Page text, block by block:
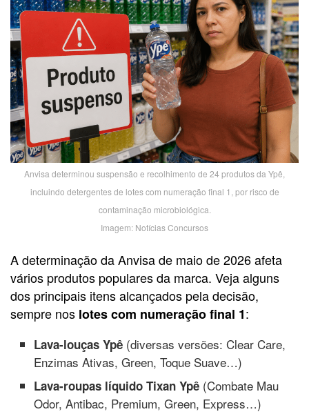
Anvisa determinou suspensão e recolhimento de 24 produtos da Ypê,
incluindo detergentes de lotes com numeração final 1, por risco de
contaminação microbiológica.
Imagem: Notícias Concursos
A determinação da Anvisa de maio de 2026 afeta
vários produtos populares da marca. Veja alguns
dos principais itens alcançados pela decisão,
sempre nos lotes com numeração final 1:
Lava-louças Ypê (diversas versões: Clear Care,
Enzimas Ativas, Green, Toque Suave…)
Lava-roupas líquido Tixan Ypê (Combate Mau
Odor, Antibac, Premium, Green, Express…)